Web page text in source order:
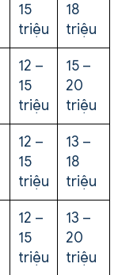
15
triệu
18
triệu
12 –
15
triệu
15 –
20
triệu
12 –
15
triệu
13 –
18
triệu
12 –
15
triệu
13 –
20
triệu